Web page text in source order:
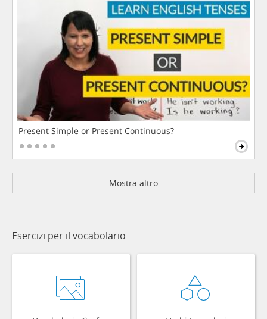
Present Simple or Present Continuous?
Mostra altro
Esercizi per il vocabolario